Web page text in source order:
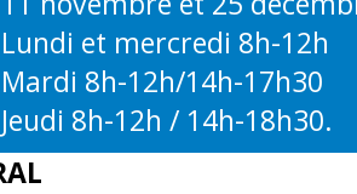
Lundi et mercredi 8h-12h
Mardi 8h-12h/14h-17h30
Jeudi 8h-12h / 14h-18h30.